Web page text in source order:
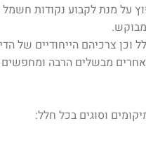
על מנת לקבוע נקודות חשמל
וכן צרכיהם הייחודיים של
מבשלים הרבה
וסוגים בכל חלל: